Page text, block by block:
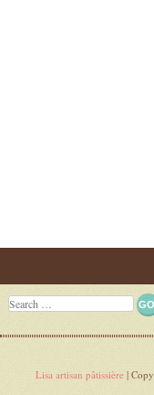
Post
Search
Lisa artisan pâtissière |